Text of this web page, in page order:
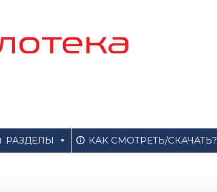
РАЗДЕЛЫ КАК СМОТРЕТЬ/СКАЧАТЬ?